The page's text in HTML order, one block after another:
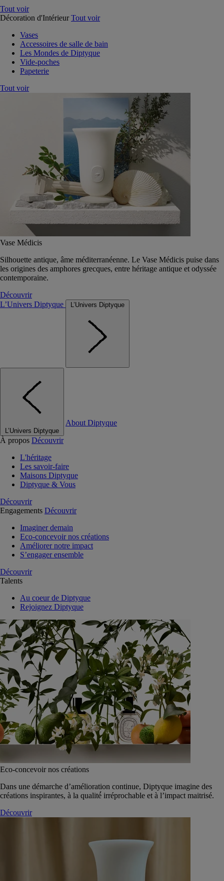
Tout voir
Décoration d'Intérieur Tout voir
Vases
Accessoires de salle de bain
Les Mondes de Diptyque
Vide-poches
Papeterie
Tout voir
Vase Médicis
Silhouette antique, âme méditerranéenne. Le Vase Médicis puise dans
les origines des amphores grecques, entre héritage antique et odyssée
contemporaine.
Découvrir
L’Univers Diptyque
L’Univers Diptyque
L’Univers Diptyque
About Diptyque
À propos Découvrir
L'héritage
Les savoir-faire
Maisons Diptyque
Diptyque & Vous
Découvrir
Engagements Découvrir
Imaginer demain
Eco-concevoir nos créations
Améliorer notre impact
S’engager ensemble
Découvrir
Talents
Au coeur de Diptyque
Rejoignez Diptyque
Eco-concevoir nos créations
Dans une démarche d’amélioration continue, Diptyque imagine des
créations inspirantes, à la qualité́ irréprochable et à l’impact maitrisé.
Découvrir